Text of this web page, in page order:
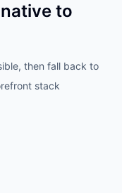
to
then fall back to
stack